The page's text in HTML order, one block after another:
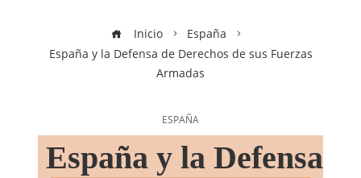
Inicio
España
España y la Defensa de Derechos de sus Fuerzas
Armadas
ESPAÑA
España y la Defensa